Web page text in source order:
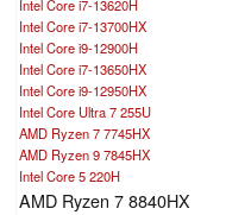
Intel Core i7-13620H
Intel Core i7-13700HX
Intel Core i9-12900H
Intel Core i7-13650HX
Intel Core i9-12950HX
Intel Core Ultra 7 255U
AMD Ryzen 7 7745HX
AMD Ryzen 9 7845HX
Intel Core 5 220H
AMD Ryzen 7 8840HX